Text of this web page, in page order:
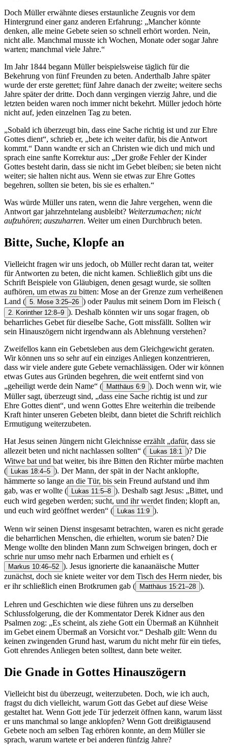
Doch Müller erwähnte dieses erstaunliche Zeugnis vor dem
Hintergrund einer ganz anderen Erfahrung: „Mancher könnte
denken, alle meine Gebete seien so schnell erhört worden. Nein,
nicht alle. Manchmal musste ich Wochen, Monate oder sogar Jahre
warten; manchmal viele Jahre.“
Im Jahr 1844 begann Müller beispielsweise täglich für die
Bekehrung von fünf Freunden zu beten. Anderthalb Jahre später
wurde der erste gerettet; fünf Jahre danach der zweite; weitere sechs
Jahre später der dritte. Doch dann vergingen vierzig Jahre, und die
letzten beiden waren noch immer nicht bekehrt. Müller jedoch hörte
nicht auf, jeden einzelnen Tag zu beten.
„Sobald ich überzeugt bin, dass eine Sache richtig ist und zur Ehre
Gottes dient“, schrieb er, „bete ich weiter dafür, bis die Antwort
kommt.“ Dann wandte er sich an Christen wie dich und mich und
sprach eine sanfte Korrektur aus: „Der große Fehler der Kinder
Gottes besteht darin, dass sie nicht im Gebet bleiben; sie beten nicht
weiter; sie halten nicht aus. Wenn sie etwas zur Ehre Gottes
begehren, sollten sie beten, bis sie es erhalten.“
Was würde Müller uns raten, wenn die Jahre vergehen, wenn die
Antwort gar jahrzehntelang ausbleibt? Weiterzumachen; nicht
aufzuhören; auszuharren. Weiter um einen Durchbruch beten.
Bitte, Suche, Klopfe an
Vielleicht fragen wir uns jedoch, ob Müller recht daran tat, weiter
für Antworten zu beten, die nicht kamen. Schließlich gibt uns die
Schrift Beispiele von Gläubigen, denen gesagt wurde, sie sollten
aufhören, um etwas zu bitten: Mose an der Grenze zum verheißenen
Land ( 5. Mose 3:25–26 ) oder Paulus mit seinem Dorn im Fleisch (
2. Korinther 12:8–9 ). Deshalb könnten wir uns sogar fragen, ob
beharrliches Gebet für dieselbe Sache, Gott missfällt. Sollten wir
sein Hinauszögern nicht irgendwann als Ablehnung verstehen?
Zweifellos kann ein Gebetsleben aus dem Gleichgewicht geraten.
Wir können uns so sehr auf ein einziges Anliegen konzentrieren,
dass wir viele andere gute Gebete vernachlässigen. Oder wir können
etwas Gutes aus Gründen begehren, die weit entfernt sind von
„geheiligt werde dein Name“ ( Matthäus 6:9 ). Doch wenn wir, wie
Müller sagt, überzeugt sind, „dass eine Sache richtig ist und zur
Ehre Gottes dient“, und wenn Gottes Ehre weiterhin die treibende
Kraft hinter unseren Gebeten bleibt, dann bietet die Schrift reichlich
Ermutigung weiterzubeten.
Hat Jesus seinen Jüngern nicht Gleichnisse erzählt „dafür, dass sie
allezeit beten und nicht nachlassen sollten“ ( Lukas 18:1
)? Die
Witwe bat und bat weiter, bis ihre Bitten den Richter mürbe machten
( Lukas 18:4–5 ). Der Mann, der spät in der Nacht anklopfte,
hämmerte so lange an die Tür, bis sein Freund aufstand und ihm
gab, was er wollte ( Lukas 11:5–8 ). Deshalb sagt Jesus: „Bittet, und
euch wird gegeben werden; sucht, und ihr werdet finden; klopft an,
und euch wird geöffnet werden“ ( Lukas 11:9 ).
Wenn wir seinen Dienst insgesamt betrachten, waren es nicht gerade
die beharrlichen Menschen, die erhielten, worum sie baten? Die
Menge wollte den blinden Mann zum Schweigen bringen, doch er
schrie nur umso mehr nach Erbarmen und erhielt es (
Markus 10:46–52 ). Jesus ignorierte die kanaanäische Mutter
zunächst, doch sie kniete weiter vor dem Tisch des Herrn nieder, bis
er ihr schließlich einen Brotkrumen gab ( Matthäus 15:21–28 ).
Lehren und Geschichten wie diese führen uns zu derselben
Schlussfolgerung, die der Kommentator Derek Kidner aus den
Psalmen zog: „Es scheint, als ziehe Gott ein Übermaß an Kühnheit
im Gebet einem Übermaß an Vorsicht vor.“ Deshalb gilt: Wenn du
keinen zwingenden Grund hast, warum du nicht mehr für ein tiefes,
Gott ehrendes Anliegen beten solltest, dann bete weiter.
Die Gnade in Gottes Hinauszögern
Vielleicht bist du überzeugt, weiterzubeten. Doch, wie ich auch,
fragst du dich vielleicht, warum Gott das Gebet auf diese Weise
gestaltet hat. Wenn Gott jede Tür jederzeit öffnen kann, warum lässt
er uns manchmal so lange anklopfen? Wenn Gott dreißigtausend
Gebete noch am selben Tag erhören konnte, an dem Müller sie
sprach, warum wartete er bei anderen fünfzig Jahre?